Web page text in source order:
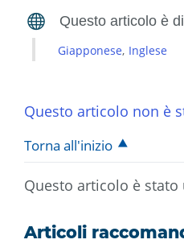
Giapponese Inglese
Questo articolo non è
Torna all'inizio
Questo articolo è stato
Articoli